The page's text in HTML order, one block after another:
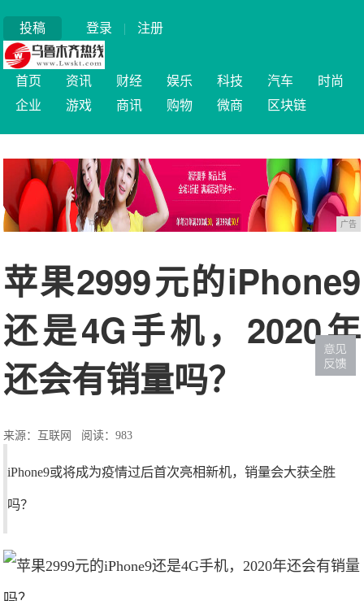
投稿 登录 | 注册
首页 资讯 财经 娱乐 科技 汽车
时尚
企业
游戏 商讯 购物 微商 区块链
广告
苹果2999元的iPhone9
还是4G手机，2020年
还会有销量吗？
来源：互联网 阅读：983
iPhone9或将成为疫情过后首次亮相新机，销量会大获全胜
吗？